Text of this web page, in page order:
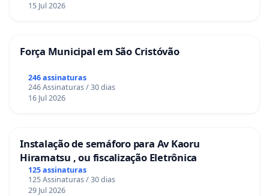
15 Jul 2026
Força Municipal em São Cristóvão
246 assinaturas
246 Assinaturas / 30 dias
16 Jul 2026
Instalação de semáforo para Av Kaoru
Hiramatsu , ou fiscalização Eletrônica
125 assinaturas
125 Assinaturas / 30 dias
29 Jul 2026